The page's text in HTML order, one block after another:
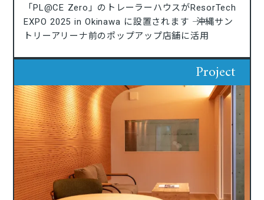
「PL@CE Zero」のトレーラーハウスがResorTech
EXPO 2025 in Okinawa に設置されます ―― 沖縄サン
トリーアリーナ前のポップアップ店舗に活用
Project